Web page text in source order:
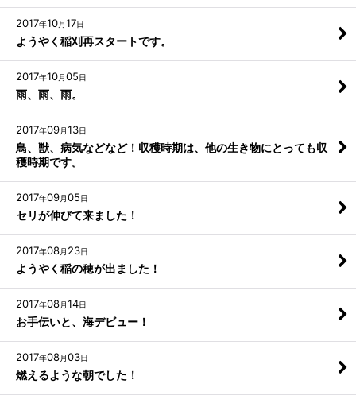
2017年10月17日
ようやく稲刈再スタートです。
2017年10月05日
雨、雨、雨。
2017年09月13日
鳥、獣、病気などなど！収穫時期は、他の生き物にとっても収
穫時期です。
2017年09月05日
セリが伸びて来ました！
2017年08月 23日
ようやく稲の穂が出ました！
2017年08月14日
お手伝いと、海デビュー！
2017年08月03日
燃えるような朝でした！